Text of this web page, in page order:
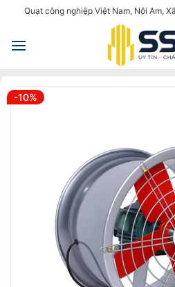
nội
Quạt công nghiệp Việt Nam, Nội Am,
-10%